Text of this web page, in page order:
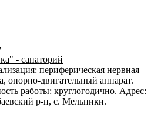
- санаторий
периферическая нервная
опорно-двигательный аппарат.
работы: круглогодично. Адрес:
р-н, с. Мельники.